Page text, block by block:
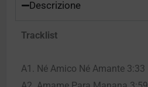
Descrizione
Tracklist
A1. Né Amico Né Amante 3:33